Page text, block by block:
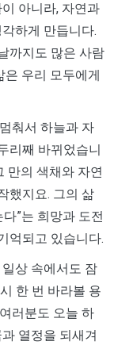
아니라, 자연과
하게 만듭니다.
까지도 많은 사람
은 우리 모두에게
춰서 하늘과 자
리째 바뀌었습니
만의 색채와 자연
했지요. 그의 삶
”는 희망과 도전
억되고 있습니다.
상 속에서도 잠
한 번 바라볼 용
러분도 오늘 하
열정을 되새겨